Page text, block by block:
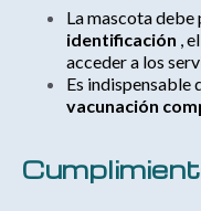
La mascota
identificación ,
acceder a los
Es indispensable
vacunación